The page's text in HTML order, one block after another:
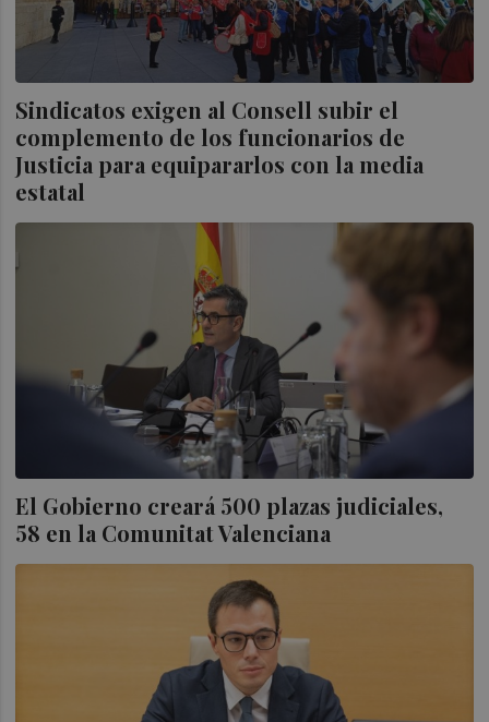
Sindicatos exigen al Consell subir el
complemento de los funcionarios de
Justicia para equipararlos con la media
estatal
El Gobierno creará 500 plazas judiciales,
58 en la Comunitat Valenciana